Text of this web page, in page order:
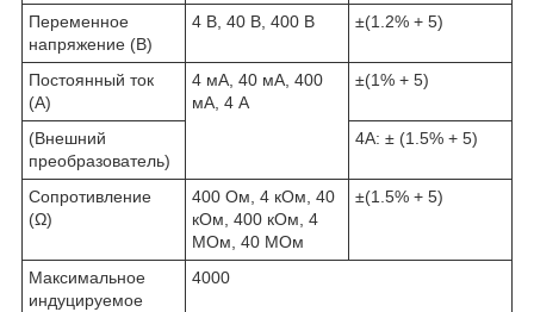
Переменное
напряжение (В)
4 В, 40 В, 400 В ±(1.2% + 5)
Постоянный ток
(A)
4 мА, 40 мА, 400
мА, 4 А
±(1% + 5)
(Внешний
преобразователь)
4A: ± (1.5% + 5)
Сопротивление
(Ω)
400 Ом, 4 кОм, 40
кОм, 400 кОм, 4
МОм, 40 МОм
±(1.5% + 5)
Максимальное
индуцируемое
4000